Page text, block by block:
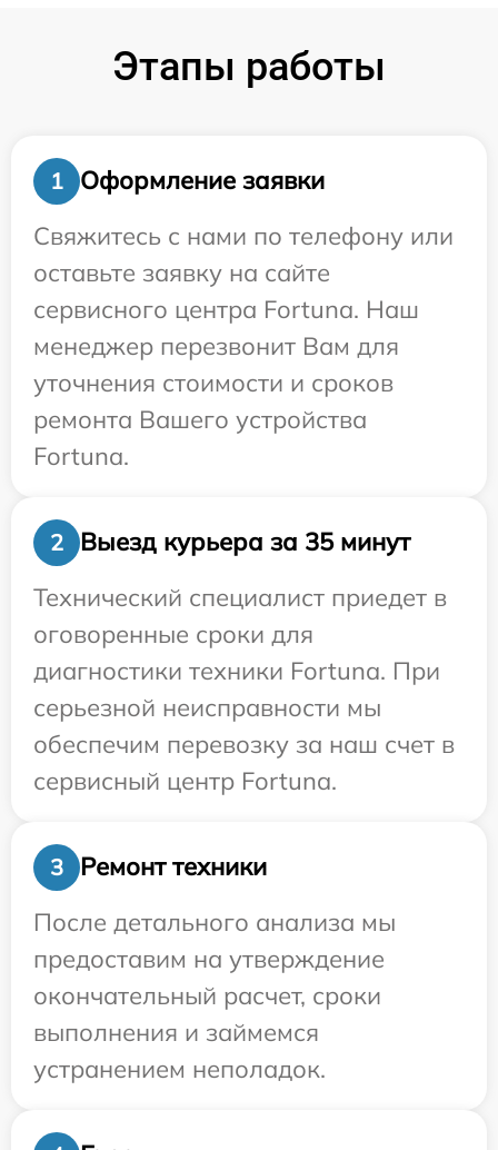
Этапы работы
1
Оформление заявки
Свяжитесь с нами по телефону или
оставьте заявку на сайте
сервисного центра Fortuna. Наш
менеджер перезвонит Вам для
уточнения стоимости и сроков
ремонта Вашего устройства
Fortuna.
2
Выезд курьера за 35 минут
Технический специалист приедет в
оговоренные сроки для
диагностики техники Fortuna. При
серьезной неисправности мы
обеспечим перевозку за наш счет в
сервисный центр Fortuna.
3
Ремонт техники
После детального анализа мы
предоставим на утверждение
окончательный расчет, сроки
выполнения и займемся
устранением неполадок.